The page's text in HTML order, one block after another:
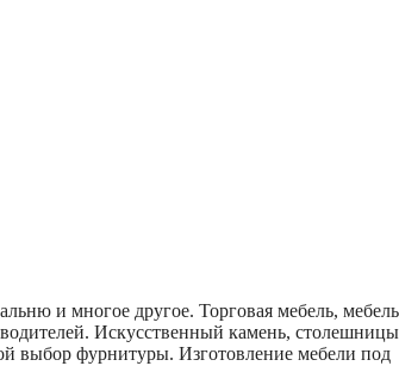
и многое другое. Торговая мебель,
Искусственный камень,
выбор фурнитуры. Изготовление мебели под